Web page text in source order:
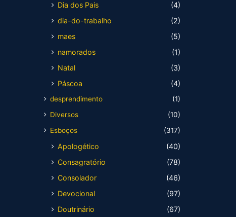
Dia dos Pais
(4)
dia-do-trabalho
(2)
maes
(5)
namorados
(1)
Natal
(3)
Páscoa
(4)
desprendimento
(1)
Diversos
(10)
Esboços
(317)
Apologético
(40)
Consagratório
(78)
Consolador
(46)
Devocional
(97)
Doutrinário
(67)